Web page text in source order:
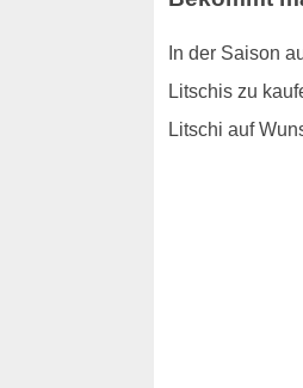
In der Saison
Litschis zu
Litschi auf